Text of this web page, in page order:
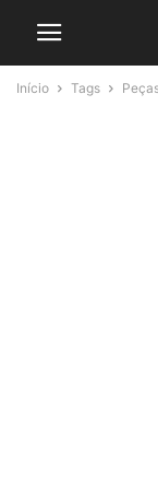
Início Tags